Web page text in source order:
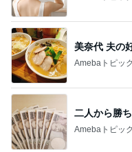
美奈代 夫の
Amebaトピッ
二人から勝
Amebaトピッ